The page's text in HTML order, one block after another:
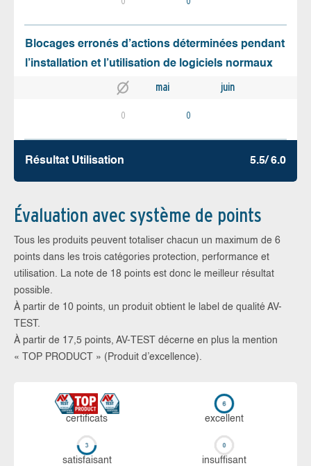
Blocages erronés d’actions déterminées pendant
l’installation et l’utilisation de logiciels normaux
mai juin
0 0
Résultat Utilisation 5.5/ 6.0
Évaluation avec système de points
Tous les produits peuvent totaliser chacun un maximum de 6
points dans les trois catégories protection, performance et
utilisation. La note de 18 points est donc le meilleur résultat
possible.
À partir de 10 points, un produit obtient le label de qualité AV-
TEST.
À partir de 17,5 points, AV-TEST décerne en plus la mention
« TOP PRODUCT » (Produit d’excellence).
certi­ficats ex­cellent
sa­tis­fai­sant in­suf­fi­sant